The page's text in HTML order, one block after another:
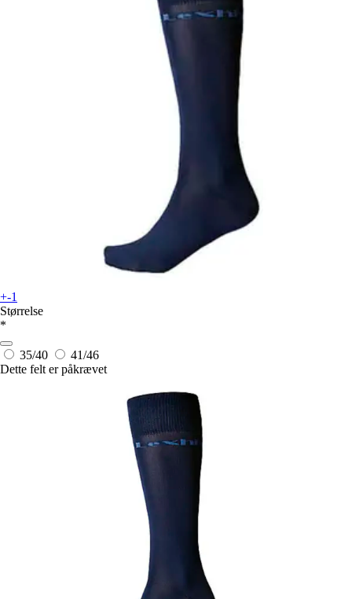
+-1
Størrelse
*
35/40
41/46
Dette felt er påkrævet